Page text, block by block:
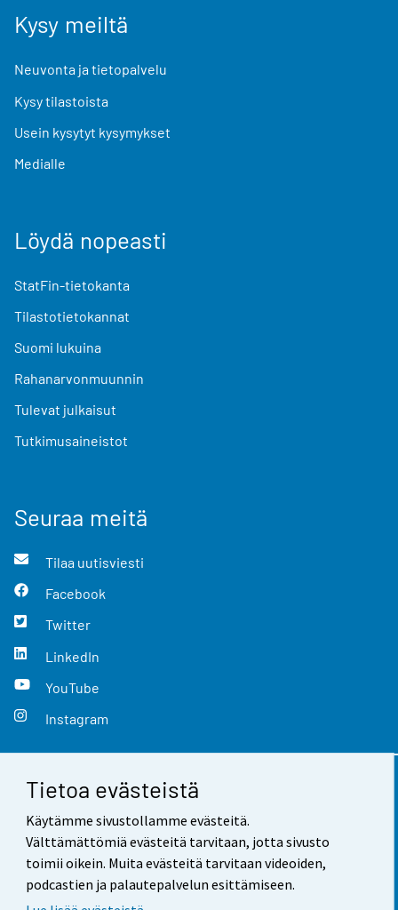
Tietoa evästeistä
Käytämme sivustollamme evästeitä.
Välttämättömiä evästeitä tarvitaan, jotta sivusto
toimii oikein. Muita evästeitä tarvitaan videoiden,
podcastien ja palautepalvelun esittämiseen.
Kysy meiltä
Neuvonta ja tietopalvelu
Kysy tilastoista
Usein kysytyt kysymykset
Medialle
Löydä nopeasti
StatFin-tietokanta
Tilastotietokannat
Suomi lukuina
Rahanarvonmuunnin
Tulevat julkaisut
Tutkimusaineistot
Seuraa meitä
Tilaa uutisviesti
Facebook
Twitter
LinkedIn
YouTube
Instagram
Yhteystiedot
Palaute
Käyttöehdot